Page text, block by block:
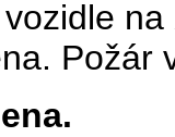
na
Požár